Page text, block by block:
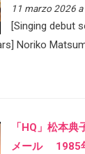
11 marzo 2026 a
[Singing debut
Noriko
「HQ」松本典
メール 1985